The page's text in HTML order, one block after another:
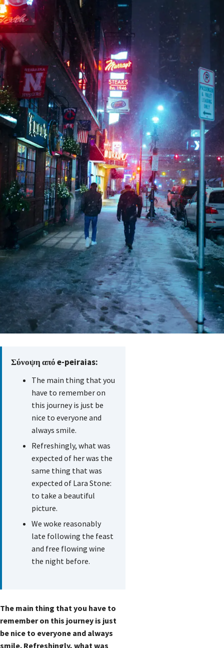
Σύνοψη από e-peiraias:
The main thing that you
have to remember on
this journey is just be
nice to everyone and
always smile.
Refreshingly, what was
expected of her was the
same thing that was
expected of Lara Stone:
to take a beautiful
picture.
We woke reasonably
late following the feast
and free flowing wine
the night before.
The main thing that you have to
remember on this journey is just
be nice to everyone and always
smile. Refreshingly, what was